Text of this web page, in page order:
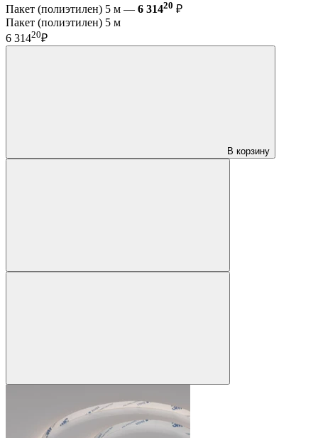
Пакет (полиэтилен) 5 м — 6 31420 ₽
Пакет (полиэтилен) 5 м
6 31420₽
В корзину